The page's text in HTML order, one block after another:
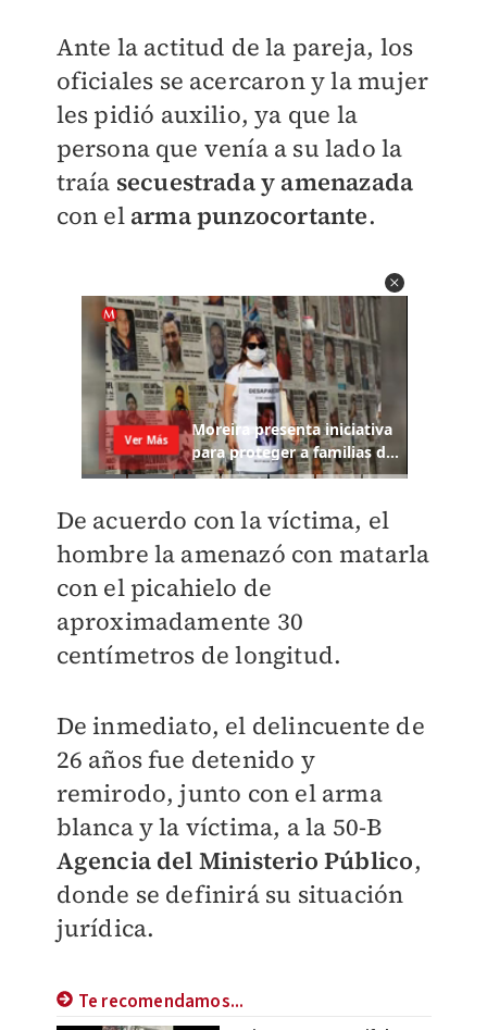
Ante la actitud de la pareja, los
oficiales se acercaron y la mujer
les pidió auxilio, ya que la
persona que venía a su lado la
traía secuestrada y amenazada
con el arma punzocortante.
De acuerdo con la víctima, el
hombre la amenazó con matarla
con el picahielo de
aproximadamente 30
centímetros de longitud.
De inmediato, el delincuente de
26 años fue detenido y
remirodo, junto con el arma
blanca y la víctima, a la 50-B
Agencia del Ministerio Público,
donde se definirá su situación
jurídica.
Te recomendamos...